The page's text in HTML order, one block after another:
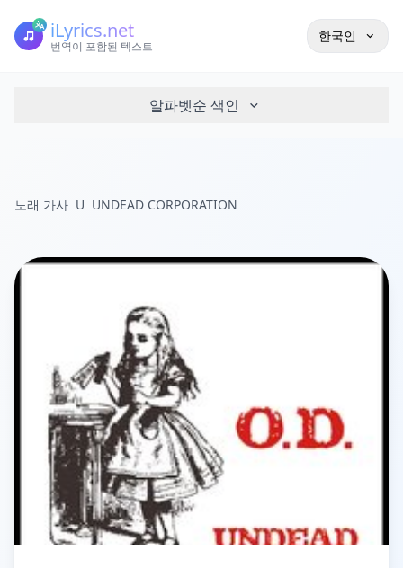
iLyrics.net
번역이 포함된 텍스트
한국인
알파벳순 색인
노래 가사 U UNDEAD CORPORATION